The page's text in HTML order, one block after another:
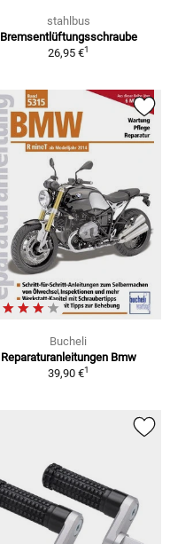
stahlbus
Bremsentlüftungsschraube
26,95 €1
Bucheli
Reparaturanleitungen Bmw
39,90 €1